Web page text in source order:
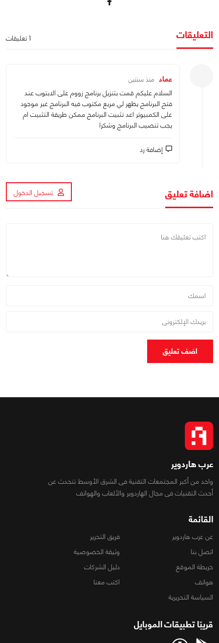
التعليقات 1 تعليقات
عماد منذ سنتين
السلام عليكم قمت بتنزيل برنامج زووم على الابتوب عند
فتح البرنامج يظهر لي مربع مكتوب فيه البرنامج غير موجود
على الكمبيوتر اعد تثبيت البرنامج ممكن طريقة التثبيت ام
يجب تنصيب البرنامج وشكرا
إضافة رد
اضافة تعليق تسجيل الدخول
اضف تعليق
عرب هاردوير
واحد من أكبر المجتمعات التقنية فى الشرق الأوسط تتحدث عن
أحدث التقنيات فى مجال الهاردوير والألعاب والهواتف
القائمة
عن عرب هاردوير
فريق التحرير
اتصل بنا
وثيقة الخصوصية
خريطة الموقع
دليل الشركات
هواتف
اكتب معنا
السياسة التحريرية
قريبًا تطبيقات الموبايل